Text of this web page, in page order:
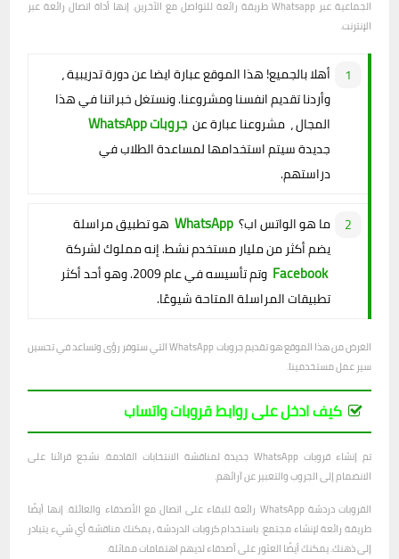
الجماعية عبر Whatsapp طريقة رائعة للتواصل مع الآخرين. إنها أداة اتصال رائعة عبر
الإنترنت.
أهلا بالجميع! هذا الموقع عبارة ايضا عن دورة تدريبية ،
وأردنا تقديم انفسنا ومشروعنا. ونستغل خبراتنا في هذا
المجال ، مشروعنا عبارة عن جروبات WhatsApp
جديدة سيتم استخدامها لمساعدة الطلاب في
دراستهم.
ما هو الواتس اب؟ WhatsApp هو تطبيق مراسلة
يضم أكثر من مليار مستخدم نشط. إنه مملوك لشركة
Facebook
وتم تأسيسه في عام 2009. وهو أحد أكثر
تطبيقات المراسلة المتاحة شيوعًا.
الغرض من هذا الموقع هو تقديم جروبات WhatsApp التي ستوفر رؤى وتساعد في تحسين
سير عمل مستخدمينا.
كيف ادخل على روابط قروبات واتساب
تم إنشاء قروبات WhatsApp جديدة لمناقشة الانتخابات القادمة. نشجع قرائنا على
الانضمام إلى الجروب والتعبير عن آرائهم.
القروبات دردشة WhatsApp رائعة للبقاء على اتصال مع الأصدقاء والعائلة. إنها أيضًا
طريقة رائعة لإنشاء مجتمع. باستخدام كروبات الدردشة ، يمكنك مناقشة أي شيء يتبادر
إلى ذهنك. يمكنك أيضًا العثور على أصدقاء لديهم اهتمامات مماثلة.